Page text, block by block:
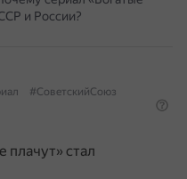
и России?
#СоветскийСоюз
плачут» стал